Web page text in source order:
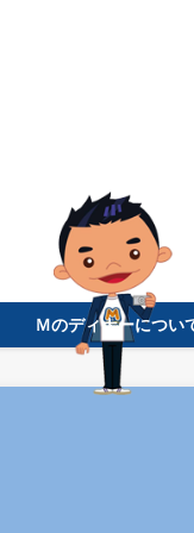
Ｍのディナーについ